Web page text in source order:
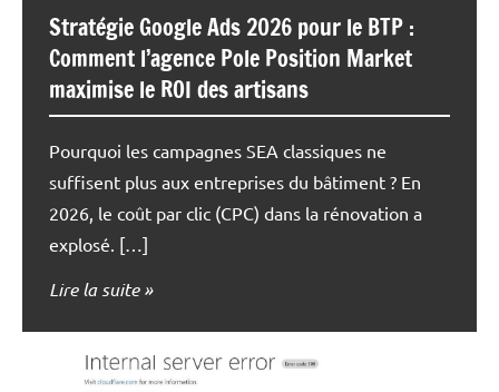
Stratégie Google Ads 2026 pour le BTP :
Comment l’agence Pole Position Market
maximise le ROI des artisans
Pourquoi les campagnes SEA classiques ne
suffisent plus aux entreprises du bâtiment ? En
2026, le coût par clic (CPC) dans la rénovation a
explosé. […]
Lire la suite